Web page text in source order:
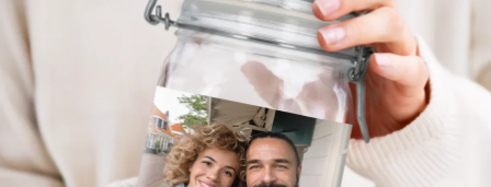
Unsere Geschenke begeistern. Kunden bewerten uns mit
4,8 bei Google Reviews (Gesamtergebnis aller Länder, in
die wir versenden).
+49 39292 929695